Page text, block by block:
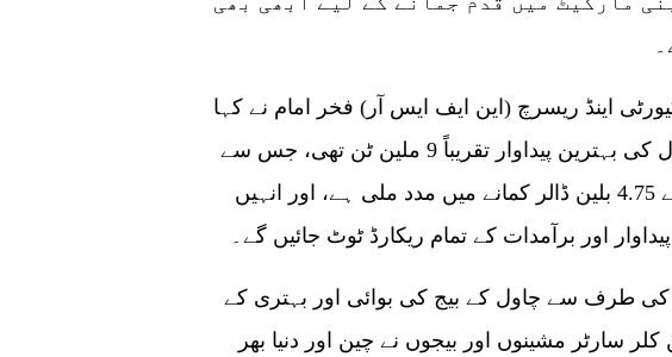
اینڈ ریسرچ (این ایف ایس آر) فخر امام نے کہا
کہ گزشتہ سال پاکستان میں چاول کی بہترین پیداوار تقریباً 9 ملین ٹن تھی، جس سے
پاکستان کو چاول کی برآمدات سے 4.75 بلین ڈالر کمانے میں مدد ملی ہے، اور انہیں
کی طرف سے چاول کے بیج کی بوائی اور بہتری کے
سارٹر مشینوں اور بیجوں نے چین اور دنیا بھر